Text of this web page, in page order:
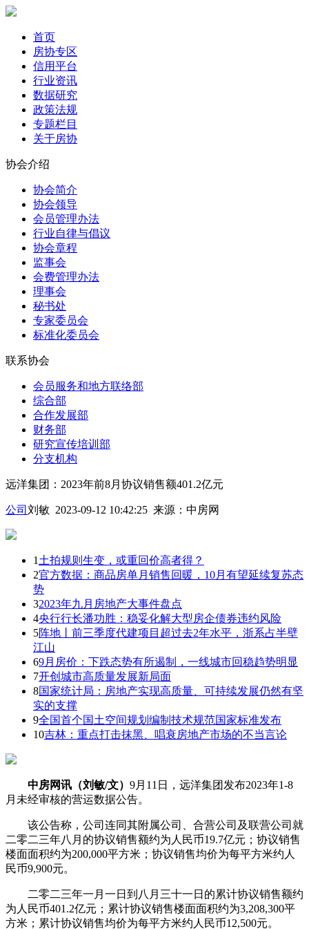
首页
房协专区
信用平台
行业资讯
数据研究
政策法规
专题栏目
关于房协
协会介绍
协会简介
协会领导
会员管理办法
行业自律与倡议
协会章程
监事会
会费管理办法
理事会
秘书处
专家委员会
标准化委员会
联系协会
会员服务和地方联络部
综合部
合作发展部
财务部
研究宣传培训部
分支机构
远洋集团：2023年前8月协议销售额401.2亿元
公司 刘敏 2023-09-12 10:42:25 来源： 中房网
1 土拍规则生变，或重回价高者得？
2官方数据：商品房单月销售回暖，10月有望延续复苏态
势
32023年九月房地产大事件盘点
4央行行长潘功胜：稳妥化解大型房企债券违约风险
5阵地丨前三季度代建项目超过去2年水平，浙系占半壁
江山
69月房价：下跌态势有所遏制，一线城市回稳趋势明显
7开创城市高质量发展新局面
8国家统计局：房地产实现高质量、可持续发展仍然有坚
实的支撑
9全国首个国土空间规划编制技术规范国家标准发布
10吉林：重点打击抹黑、唱衰房地产市场的不当言论
中房网讯（刘敏/文） 9月11日，远洋集团发布2023年1-8
月未经审核的营运数据公告。
该公告称，公司连同其附属公司、合营公司及联营公司就
二零二三年八月的协议销售额约为人民币19.7亿元；协议销售
楼面面积约为200,000平方米；协议销售均价为每平方米约人
民币9,900元。
二零二三年一月一日到八月三十一日的累计协议销售额约
为人民币401.2亿元；累计协议销售楼面面积约为3,208,300平
方米；累计协议销售均价为每平方米约人民币12,500元。